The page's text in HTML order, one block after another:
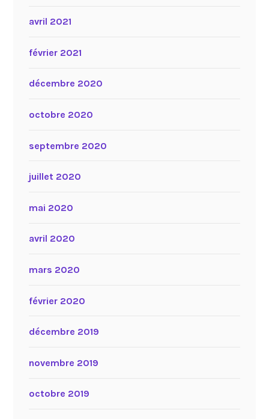
avril 2021
février 2021
décembre 2020
octobre 2020
septembre 2020
juillet 2020
mai 2020
avril 2020
mars 2020
février 2020
décembre 2019
novembre 2019
octobre 2019